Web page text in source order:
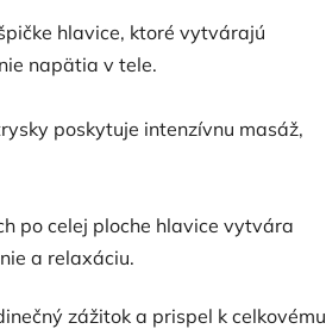
hlavice, ktoré vytvárajú
napätia v tele.
poskytuje intenzívnu masáž,
po celej ploche hlavice vytvára
a relaxáciu.
zážitok a prispel k celkovému